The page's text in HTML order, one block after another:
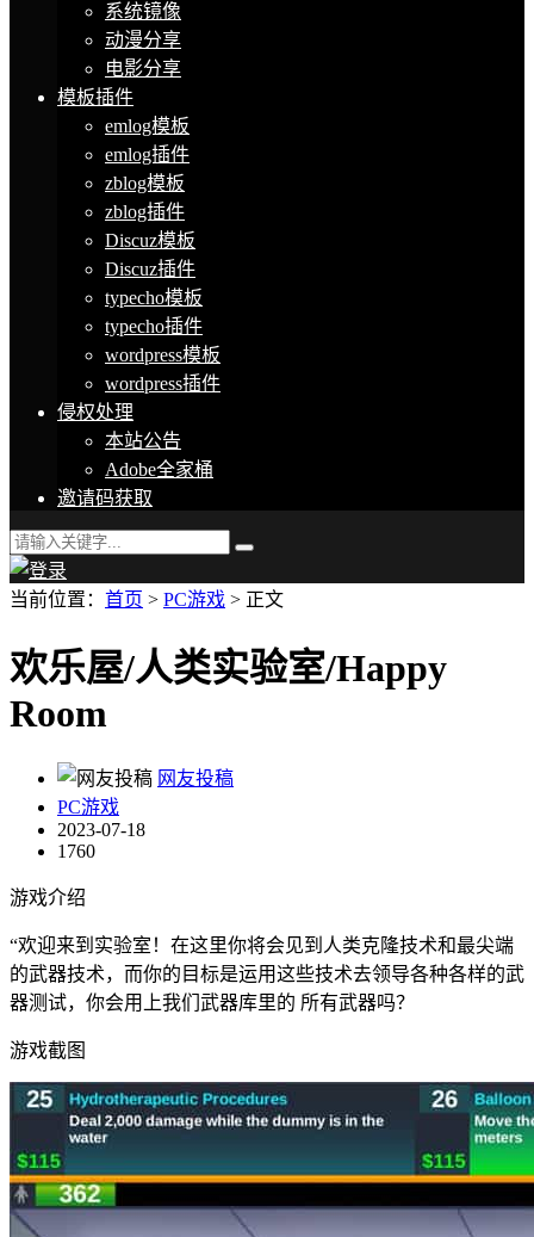
系统镜像
动漫分享
电影分享
模板插件
emlog模板
emlog插件
zblog模板
zblog插件
Discuz模板
Discuz插件
typecho模板
typecho插件
wordpress模板
wordpress插件
侵权处理
本站公告
Adobe全家桶
邀请码获取
当前位置： 首页 > PC游戏 > 正文
欢乐屋/人类实验室/Happy
Room
网友投稿
PC游戏
2023-07-18
1760
游戏介绍
“欢迎来到实验室！在这里你将会见到人类克隆技术和最尖端
的武器技术，而你的目标是运用这些技术去领导各种各样的武
器测试，你会用上我们武器库里的 所有武器吗？
游戏截图